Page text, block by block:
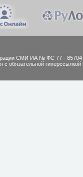
СМИ ИА № ФС 77 - 85704
с обязательной гиперссылкой